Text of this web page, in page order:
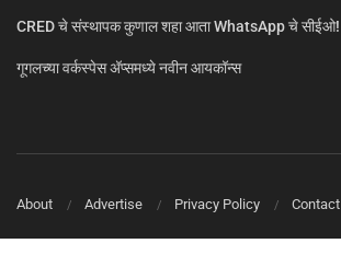
CRED चे संस्थापक कुणाल शहा आता WhatsApp चे सीईओ!
गूगलच्या वर्कस्पेस अ‍ॅप्समध्ये नवीन आयकॉन्स
About Advertise Privacy Policy Contact